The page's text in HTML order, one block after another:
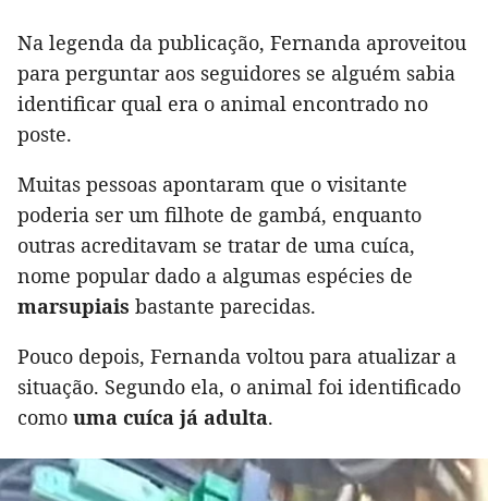
Na legenda da publicação, Fernanda aproveitou
para perguntar aos seguidores se alguém sabia
identificar qual era o animal encontrado no
poste.
Muitas pessoas apontaram que o visitante
poderia ser um filhote de gambá, enquanto
outras acreditavam se tratar de uma cuíca,
nome popular dado a algumas espécies de
marsupiais bastante parecidas.
Pouco depois, Fernanda voltou para atualizar a
situação. Segundo ela, o animal foi identificado
como uma cuíca já adulta.